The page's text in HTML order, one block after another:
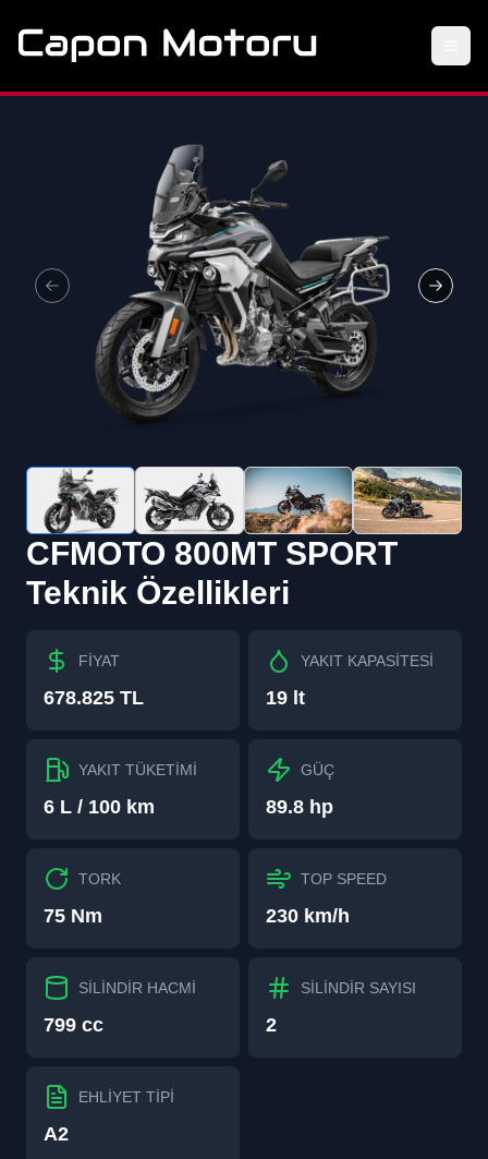
Previous slide Next
CFMOTO 800MT SPORT
Teknik Özellikleri
FİYAT
678.825 TL
YAKIT KAPASİTESİ
19 lt
YAKIT TÜKETİMİ
6 L / 100 km
GÜÇ
89.8 hp
TORK
75 Nm
TOP SPEED
230 km/h
SİLİNDİR HACMİ
799 cc
SİLİNDİR SAYISI
2
EHLİYET TİPİ
A2